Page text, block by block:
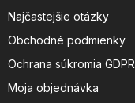
Najčastejšie otázky
Obchodné podmienky
Ochrana súkromia GDPR
Moja objednávka